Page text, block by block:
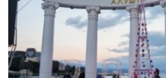
ВСЕ ЗА ДЕНЬ
СПЕЦПРОЕКТИ
ДЕПОРТАЦІЯ
ЯК ОБІЙТИ БЛОКУВАННЯ